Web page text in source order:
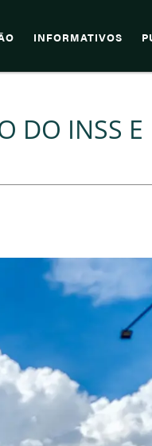
INFORMATIVOS
DO INSS E